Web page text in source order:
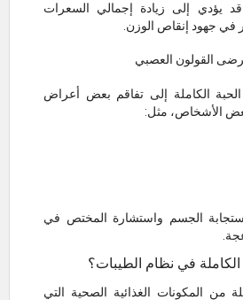
قد يؤدي إلى زيادة إجمالي السعرات
في جهود إنقاص الوزن.
الكاملة إلى تفاقم بعض أعراض
الأشخاص، مثل:
الجسم واستشارة المختص في
في نظام الطيبات؟
من المكونات الغذائية الصحية التي